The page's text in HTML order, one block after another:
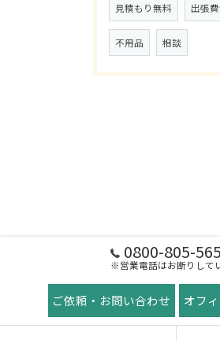
見積もり無料 出張
不用品 相談
0800-805-
※営業電話はお断りして
ご依頼・お問い合わせ オフ